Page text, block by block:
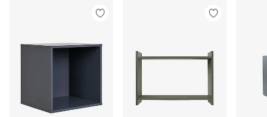
i
favoriter
favoriter